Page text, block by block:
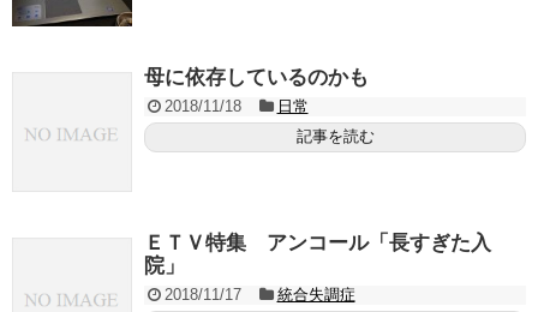
母に依存しているのかも
2018/11/18
日常
記事を読む
ＥＴＶ特集 アンコール「長すぎた入
院」
2018/11/17
統合失調症